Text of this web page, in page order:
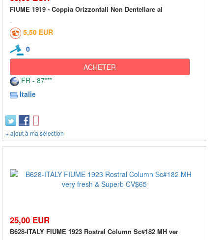
FIUME 1919 - Coppia Orizzontali Non Dentellare al
5,50 EUR
0
ACHETER
FR - 87***
Italie
+ ajout à ma sélection
25,00 EUR
B628-ITALY FIUME 1923 Rostral Column Sc#182 MH ver